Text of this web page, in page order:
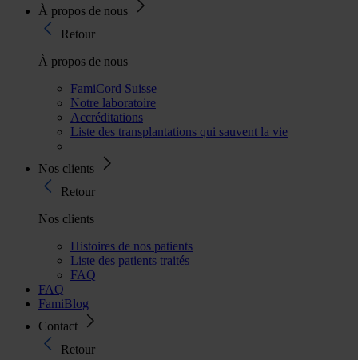
À propos de nous
Retour
À propos de nous
FamiCord Suisse
Notre laboratoire
Accréditations
Liste des transplantations qui sauvent la vie
Nos clients
Retour
Nos clients
Histoires de nos patients
Liste des patients traités
FAQ
FAQ
FamiBlog
Contact
Retour